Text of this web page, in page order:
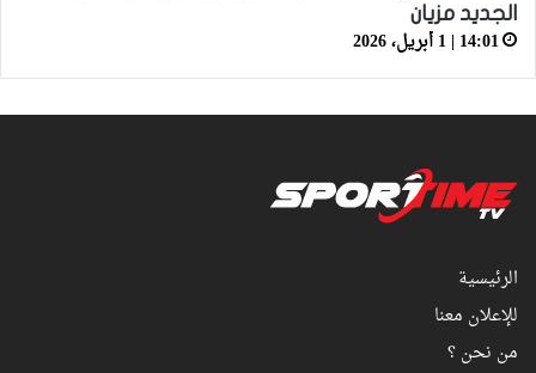
الجديد مزيان
14:01 | 1 أبريل، 2026
الرئيسية
للإعلان معنا
من نحن ؟